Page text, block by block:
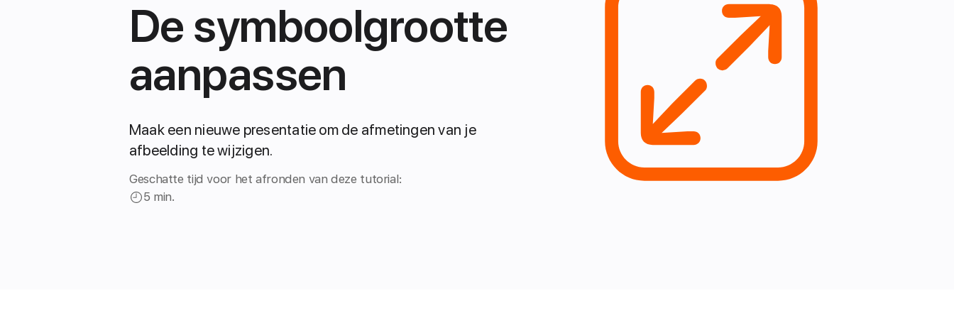
De symboolgrootte
aanpassen
Maak een nieuwe presentatie om de afmetingen van je
afbeelding te wijzigen.
Geschatte tijd voor het afronden van deze tutorial:
5 min.